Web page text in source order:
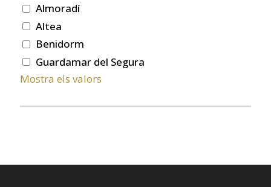
Almoradí
Altea
Benidorm
Guardamar del Segura
Mostra els valors